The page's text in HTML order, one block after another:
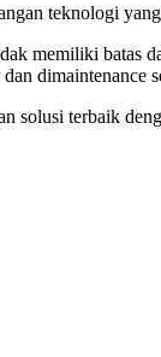
teknologi
memiliki batas
dimaintenance
solusi terbaik